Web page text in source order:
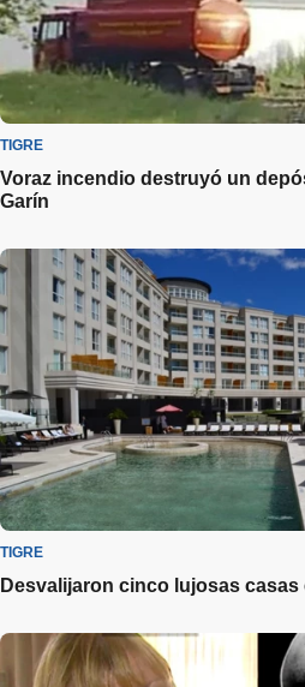
TIGRE
Voraz incendio destruyó un
Garín
TIGRE
Desvalijaron cinco lujosas casas